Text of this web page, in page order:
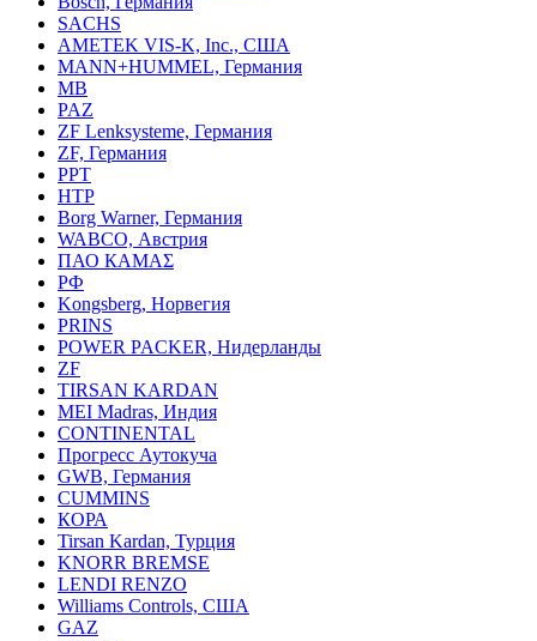
SACHS
AMETEK VIS-K, Inc., США
MANN+HUMMEL, Германия
MB
PAZ
ZF Lenksysteme, Германия
ZF, Германия
PPT
HTP
Borg Warner, Германия
WABCO, Австрия
ПАО КАМАΣ
РФ
Kongsberg, Норвегия
PRINS
POWER PACKER, Нидерланды
ZF
TIRSAN KARDAN
MEI Madras, Индия
CONTINENTAL
Прогресс Аутокуча
GWB, Германия
CUMMINS
КОРА
Tirsan Kardan, Турция
KNORR BREMSE
LENDI RENZO
Williams Controls, США
GAZ